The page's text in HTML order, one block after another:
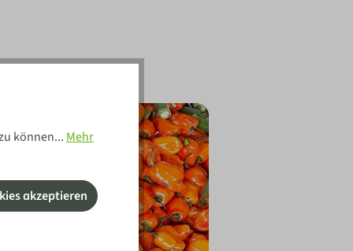
können... Mehr
akzeptieren